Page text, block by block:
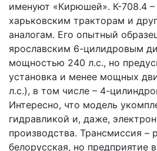
именуют «Кирюшей». К-708.4 –
харьковским тракторам и
аналогам. Его опытный
ярославским 6-цилидровым
мощностью 240 л.с., но
установка и менее мощных
л.с.), в том числе – 4-
Интересно, что модель
гидравликой и, даже,
производства. Трансмиссия –
белорусская, но предприятие